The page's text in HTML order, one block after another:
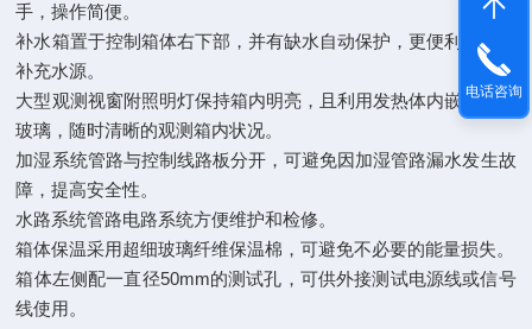
手，操作简便。
补水箱置于控制箱体右下部，并有缺水自动保护，更便利操作者
补充水源。
大型观测视窗附照明灯保持箱内明亮，且利用发热体内嵌式钢化
玻璃，随时清晰的观测箱内状况。
加湿系统管路与控制线路板分开，可避免因加湿管路漏水发生故
障，提高安全性。
水路系统管路电路系统方便维护和检修。
箱体保温采用超细玻璃纤维保温棉，可避免不必要的能量损失。
箱体左侧配一直径50mm的测试孔，可供外接测试电源线或信号
线使用。
电话咨询